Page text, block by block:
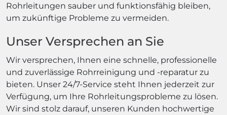
Rohrleitungen sauber und funktionsfähig bleiben,
um zukünftige Probleme zu vermeiden.
Unser Versprechen an Sie
Wir versprechen, Ihnen eine schnelle, professionelle
und zuverlässige Rohrreinigung und -reparatur zu
bieten. Unser 24/7-Service steht Ihnen jederzeit zur
Verfügung, um Ihre Rohrleitungsprobleme zu lösen.
Wir sind stolz darauf, unseren Kunden hochwertige